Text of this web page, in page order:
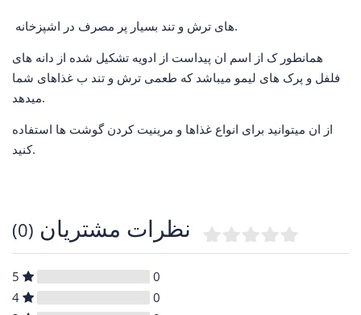
های ترش و تند بسیار پر مصرف در اشپزخانه.
همانطور ک از اسم ان پیداست از ادویه تشکیل شده از دانه های
فلفل و پرک های لیمو میباشد که طعمی ترش و تند ب غذاهای شما
میدهد.
از ان میتوانید برای انواع غذاها و مرینیت کردن گوشت ها استفاده
کنید.
نظرات مشتریان (0)
5
0
4
0